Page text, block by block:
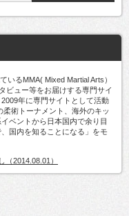
いるMMA( Mixed Martial Arts）
ビュー等をお届けする専門サイ
年に専門サイトとして活動
術トーナメント、海外のキッ
ベントから日本国内で余り目
国内を知ることになる」をモ
（2014.08.01）